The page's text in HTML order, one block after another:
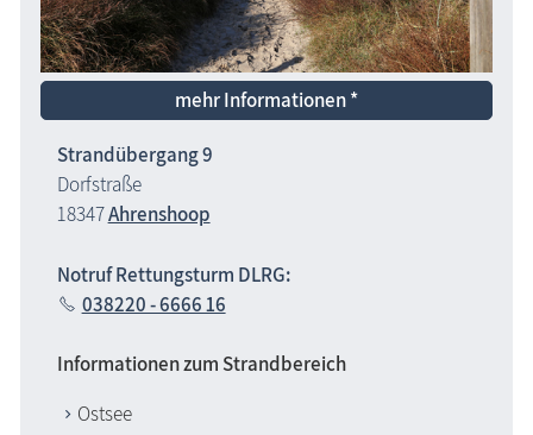
mehr Informationen *
Strandübergang 9
Dorfstraße
18347Ahrenshoop
Notruf Rettungsturm DLRG:
038220 - 6666 16
Informationen zum Strandbereich
Ostsee